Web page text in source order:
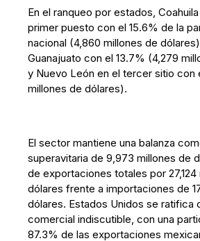
En el ranqueo por estados,
primer puesto con el 15.6% de la
nacional (4,860 millones de
Guanajuato con el 13.7% (4,279
y Nuevo León en el tercer sitio con
millones de dólares).
El sector mantiene una balanza
superavitaria de 9,973 millones de
de exportaciones totales por 27,124
dólares frente a importaciones de
dólares. Estados Unidos se ratifica
comercial indiscutible, con una
87.3% de las exportaciones